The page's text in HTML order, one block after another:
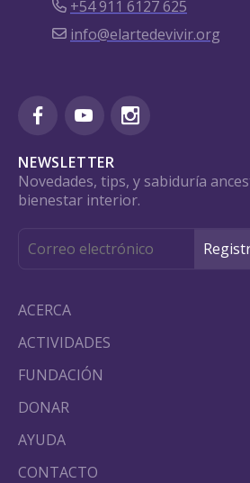
+54 911 6127 625
info@elartedevivir.org
NEWSLETTER
Novedades, tips, y sabiduría
bienestar interior.
ACERCA
ACTIVIDADES
FUNDACIÓN
DONAR
AYUDA
CONTACTO